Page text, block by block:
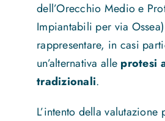
dell’Orecchio Medio e
Impiantabili per via
rappresentare, in casi
un’alternativa alle protesi
tradizionali.
L’intento della valutazione